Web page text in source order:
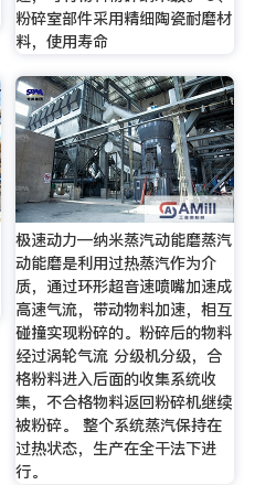
粉碎室部件采用精细陶瓷耐磨材
料，使用寿命
极速动力—纳米蒸汽动能磨蒸汽
动能磨是利用过热蒸汽作为介
质，通过环形超音速喷嘴加速成
高速气流，带动物料加速，相互
碰撞实现粉碎的。粉碎后的物料
经过涡轮气流 分级机分级，合
格粉料进入后面的收集系统收
集，不合格物料返回粉碎机继续
被粉碎。 整个系统蒸汽保持在
过热状态，生产在全干法下进
行。